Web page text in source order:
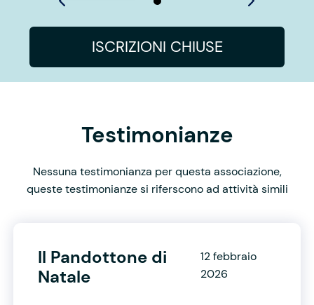
ISCRIZIONI CHIUSE
Testimonianze
Nessuna testimonianza per questa associazione,
queste testimonianze si riferscono ad attività simili
Il Pandottone di
Natale
12 febbraio
2026